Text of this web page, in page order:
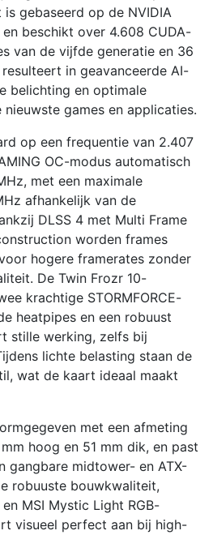
gebaseerd op de NVIDIA
beschikt over 4.608 CUDA-
van de vijfde generatie en 36
in geavanceerde AI-
belichting en optimale
games en applicaties.
op een frequentie van 2.407
OC-modus automatisch
met een maximale
afhankelijk van de
DLSS 4 met Multi Frame
worden frames
hogere framerates zonder
De Twin Frozr 10-
krachtige STORMFORCE-
heatpipes en een robuust
stille werking, zelfs bij
lichte belasting staan de
wat de kaart ideaal maakt
met een afmeting
hoog en 51 mm dik, en past
gangbare midtower- en ATX-
robuuste bouwkwaliteit,
MSI Mystic Light RGB-
visueel perfect aan bij high-